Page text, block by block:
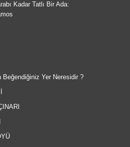
Kadar Tatlı Bir Ada:
Beğendiğiniz Yer Neresidir ?